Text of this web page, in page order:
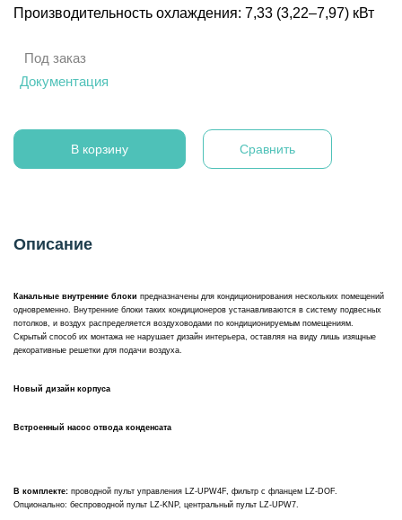
Производительность охлаждения: 7,33 (3,22–7,97) кВт
Под заказ
Документация
В корзину Сравнить
Описание
Канальные внутренние блоки предназначены для кондиционирования нескольких помещений
одновременно. Внутренние блоки таких кондиционеров устанавливаются в систему подвесных
потолков, и воздух распределяется воздуховодами по кондиционируемым помещениям.
Скрытый способ их монтажа не нарушает дизайн интерьера, оставляя на виду лишь изящные
декоративные решетки для подачи воздуха.
Новый дизайн корпуса
Встроенный насос отвода конденсата
В комплекте: проводной пульт управления LZ-UPW4F, фильтр с фланцем LZ-DOF.
Опционально: беспроводной пульт LZ-KNP, центральный пульт LZ-UPW7.